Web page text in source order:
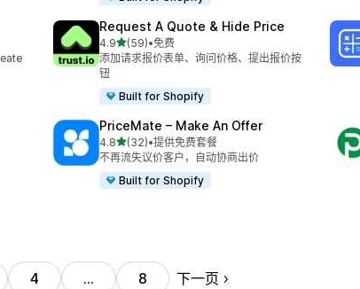
Request A Quote & Hide Price
4.9星（满分 5 星）
(59)
总共 59 条评论
•免费
添加请求报价表单、询问价格、提出报价按
钮
Built for Shopify
PriceMate – Make An Offer
4.8星（满分 5 星）
(32)
总共 32 条评论
•提供免费套餐
不再流失议价客户，自动协商出价
Built for Shopify
4 … 8 下一页